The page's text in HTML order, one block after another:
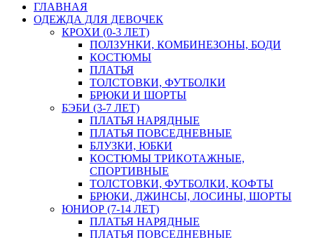
ГЛАВНАЯ
ОДЕЖДА ДЛЯ ДЕВОЧЕК
КРОХИ (0-3 ЛЕТ)
ПОЛЗУНКИ, КОМБИНЕЗОНЫ, БОДИ
КОСТЮМЫ
ПЛАТЬЯ
ТОЛСТОВКИ, ФУТБОЛКИ
БРЮКИ И ШОРТЫ
БЭБИ (3-7 ЛЕТ)
ПЛАТЬЯ НАРЯДНЫЕ
ПЛАТЬЯ ПОВСЕДНЕВНЫЕ
БЛУЗКИ, ЮБКИ
КОСТЮМЫ ТРИКОТАЖНЫЕ,
СПОРТИВНЫЕ
ТОЛСТОВКИ, ФУТБОЛКИ, КОФТЫ
БРЮКИ, ДЖИНСЫ, ЛОСИНЫ, ШОРТЫ
ЮНИОР (7-14 ЛЕТ)
ПЛАТЬЯ НАРЯДНЫЕ
ПЛАТЬЯ ПОВСЕДНЕВНЫЕ